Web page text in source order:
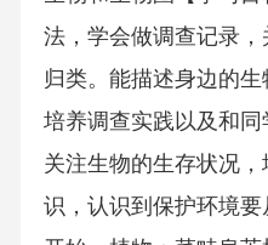
法，学会做调查记录
归类。能描述身边的生
培养调查实践以及和
关注生物的生存状况
识，认识到保护环境